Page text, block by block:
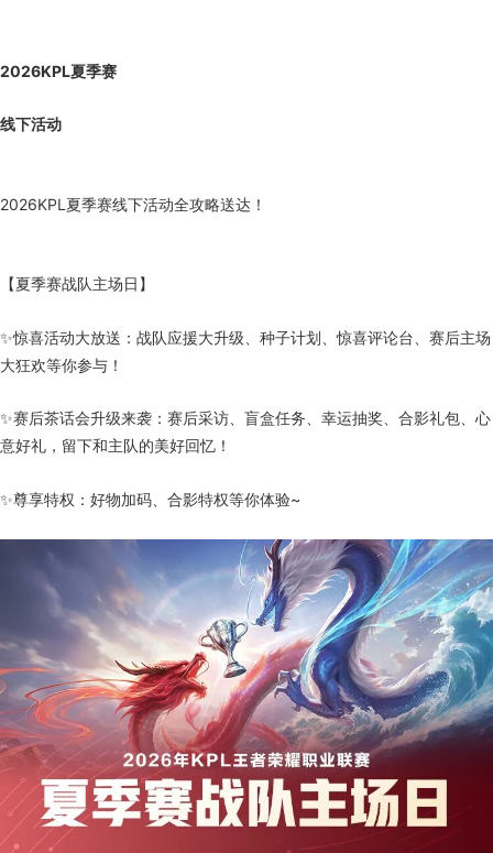
2026KPL夏季赛
线下活动
2026KPL夏季赛线下活动全攻略送达！
【夏季赛战队主场日】
✨惊喜活动大放送：战队应援大升级、种子计划、惊喜评论台、赛后主场
大狂欢等你参与！
✨赛后茶话会升级来袭：赛后采访、盲盒任务、幸运抽奖、合影礼包、心
意好礼，留下和主队的美好回忆！
✨尊享特权：好物加码、合影特权等你体验~